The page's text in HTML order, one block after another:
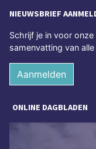
NIEUWSBRIEF
Schrijf je in voor
samenvatting van
Aanmelden
ONLINE DAGBLADEN